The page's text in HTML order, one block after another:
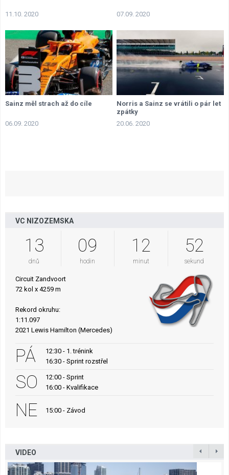
11.10. 2020 07.09. 2020
Sainz měl strach až do cíle
06.09. 2020
Norris a Sainz se vrátili o pár let
zpátky
20.06. 2020
VC NIZOZEMSKA
13
dnů
09
hodin
12
minut
51
sekund
Circuit Zandvoort
72 kol x 4259 m
Rekord okruhu:
1:11.097
2021 Lewis Hamilton (Mercedes)
PÁ
12:30 - 1. trénink
16:30 - Sprint rozstřel
SO
12:00 - Sprint
16:00 - Kvalifikace
NE 15:00 - Závod
VIDEO